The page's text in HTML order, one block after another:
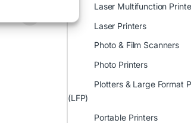
Laser Multifunction
Laser Printers
Photo & Film Scanners
Photo Printers
Plotters & Large Format
(LFP)
Portable Printers